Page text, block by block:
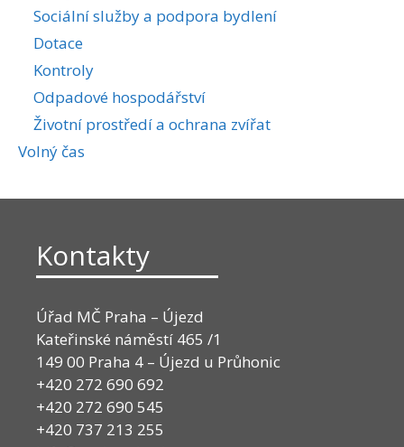
Sociální služby a podpora bydlení
Dotace
Kontroly
Odpadové hospodářství
Životní prostředí a ochrana zvířat
Volný čas
Kontakty
Úřad MČ Praha – Újezd
Kateřinské náměstí 465 /1
149 00 Praha 4 – Újezd u Průhonic
+420 272 690 692
+420 272 690 545
+420 737 213 255